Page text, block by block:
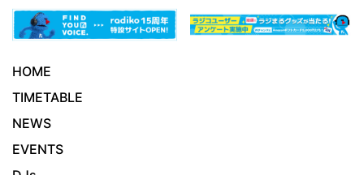
HOME
TIMETABLE
NEWS
EVENTS